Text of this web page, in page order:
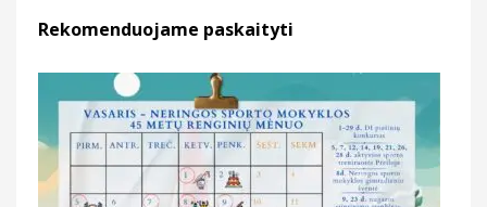
Rekomenduojame paskaityti